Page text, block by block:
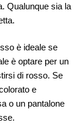
Qualunque sia la
è ideale se
è optare per un
di rosso. Se
e
o un pantalone